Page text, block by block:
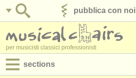
pubblica con noi
per musicisti classici professionisti
sections